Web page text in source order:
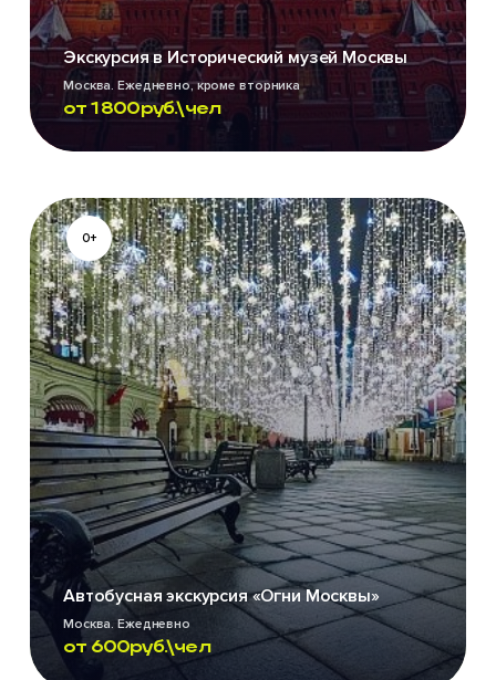
Экскурсия в Исторический музей Москвы
Москва. Ежедневно, кроме вторника
от 1 800руб.\чел
0+
Автобусная экскурсия «Огни Москвы»
Москва. Ежедневно
от 600руб.\чел